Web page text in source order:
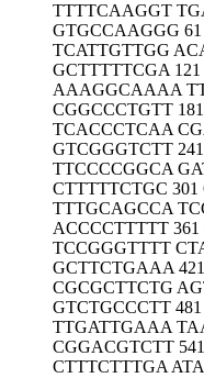
TTTTCAAGGT
GTGCCAAGGG
TCATTGTTGG
GCTTTTTCGA
AAAGGCAAAA
CGGCCCTGTT
TCACCCTCAA
GTCGGGTCTT
TTCCCCGGCA
CTTTTTCTGC
TTTGCAGCCA
ACCCCTTTTT
TCCGGGTTTT
GCTTCTGAAA
CGCGCTTCTG
GTCTGCCCTT
TTGATTGAAA
CGGACGTCTT
CTTTCTTTGA